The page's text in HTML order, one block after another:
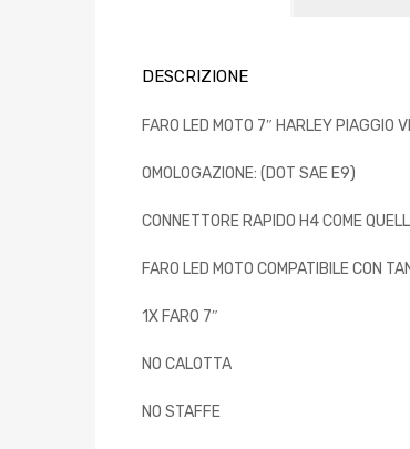
DESCRIZIONE
FARO LED MOTO 7″ HARLEY
OMOLOGAZIONE: (DOT SAE E9)
CONNETTORE RAPIDO H4 COME
FARO LED MOTO COMPATIBILE CON
1X FARO 7″
NO CALOTTA
NO STAFFE